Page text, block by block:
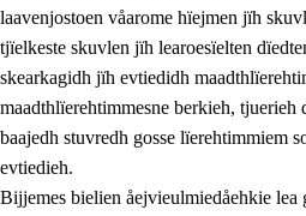
laavenjostoen våarome hïejmen jïh
tjïelkeste skuvlen jïh learoesïelten
skearkagidh jïh evtiedidh
maadthlïerehtimmesne berkieh, tjuerieh
baajedh stuvredh gosse lïerehtimmiem
evtiedieh.
Bijjemes bielien åejvieulmiedåehkie lea